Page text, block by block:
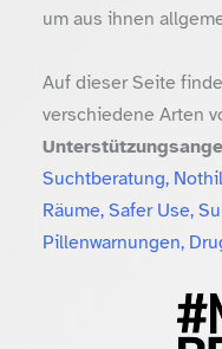
um aus ihnen
Auf dieser Seite
verschiedene Arten
Suchtberatung,
Räume, Safer Use,
Pillenwarnungen,